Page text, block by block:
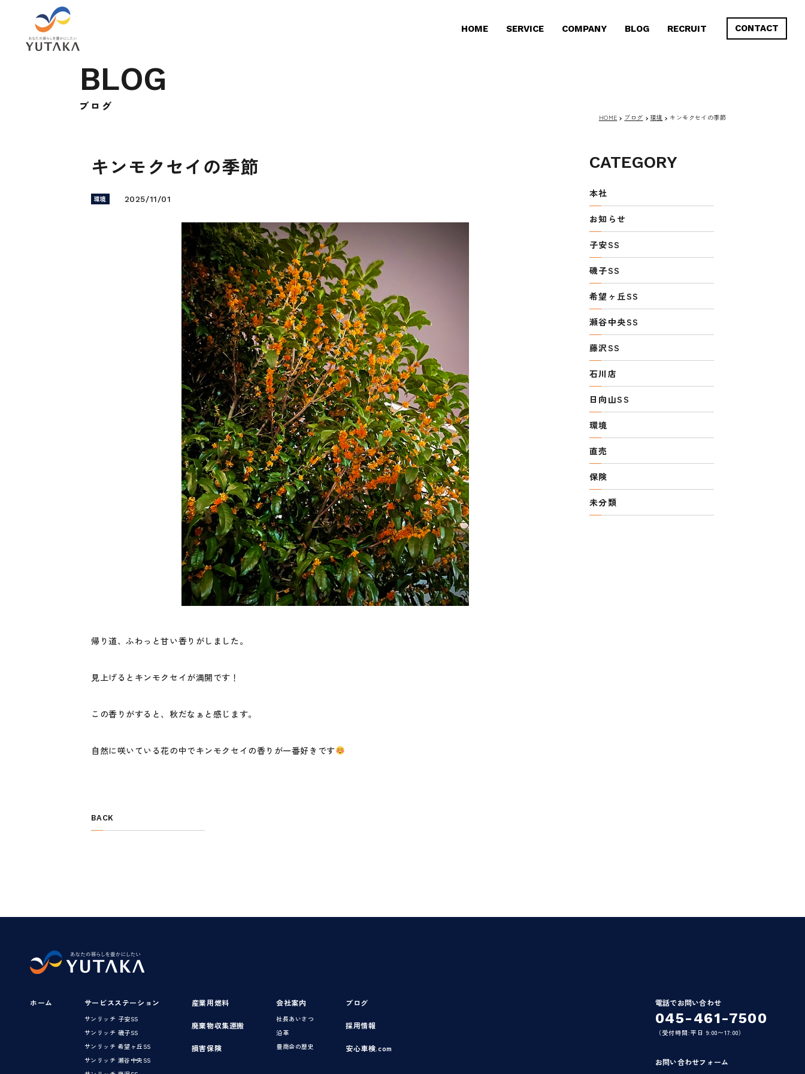
HOME SERVICE COMPANY BLOG RECRUIT CONTACT
BLOG
ブロ グ
HOME ブログ 環境 キンモクセイの季節
キンモクセイの季節
環境 2025/11/01
帰り道、ふわっと甘い香りがしました。
見上げるとキンモクセイが満開です！
この香りがすると、秋だなぁと感じます。
自然に咲いている花の中でキンモクセイの香りが一番好きです
BACK
CATEGORY
本社
お知らせ
子安SS
磯子SS
希望ヶ丘SS
瀬谷中央SS
藤沢SS
石川店
日向山SS
環境
直売
保険
未分類
ホーム サービスステーション
サンリッチ 子安SS
サンリッチ 磯子SS
サンリッチ 希望ヶ丘SS
サンリッチ 瀬谷中央SS
産業用燃料
廃棄物収集運搬
損害保険
会社案内
社長あいさつ
沿革
豊商会の歴史
ブログ
採用情報
安心車検.com
電話でお問い合わせ
045-461-7500
（受付時間:平日 9:00〜17:00）
お問い合わせフォーム